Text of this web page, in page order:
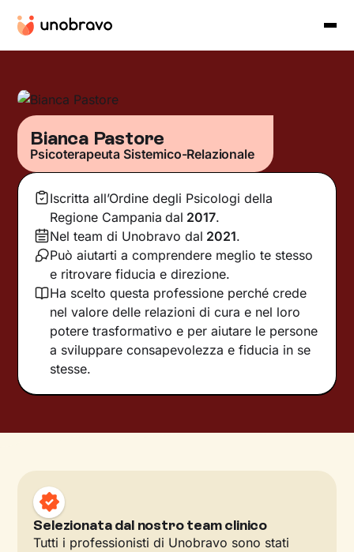
Bianca Pastore
Psicoterapeuta Sistemico-Relazionale
Iscritta all’Ordine degli Psicologi della
Regione Campania dal 2017.
Nel team di Unobravo dal 2021.
Può aiutarti a comprendere meglio te stesso
e ritrovare fiducia e direzione.
Ha scelto questa professione perché crede
nel valore delle relazioni di cura e nel loro
potere trasformativo e per aiutare le persone
a sviluppare consapevolezza e fiducia in se
stesse.
Selezionata dal nostro team clinico
Tutti i professionisti di Unobravo sono stati